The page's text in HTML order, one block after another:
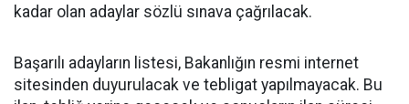
kadar olan adaylar sözlü sınava çağrılacak.
Başarılı adayların listesi, Bakanlığın resmi internet
sitesinden duyurulacak ve tebligat yapılmayacak. Bu